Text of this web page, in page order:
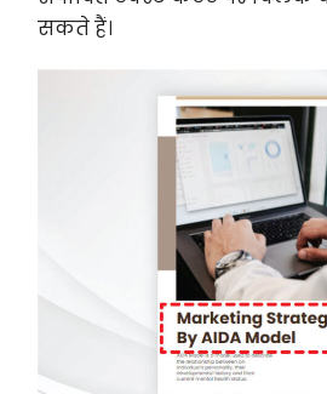
सकते हैं।